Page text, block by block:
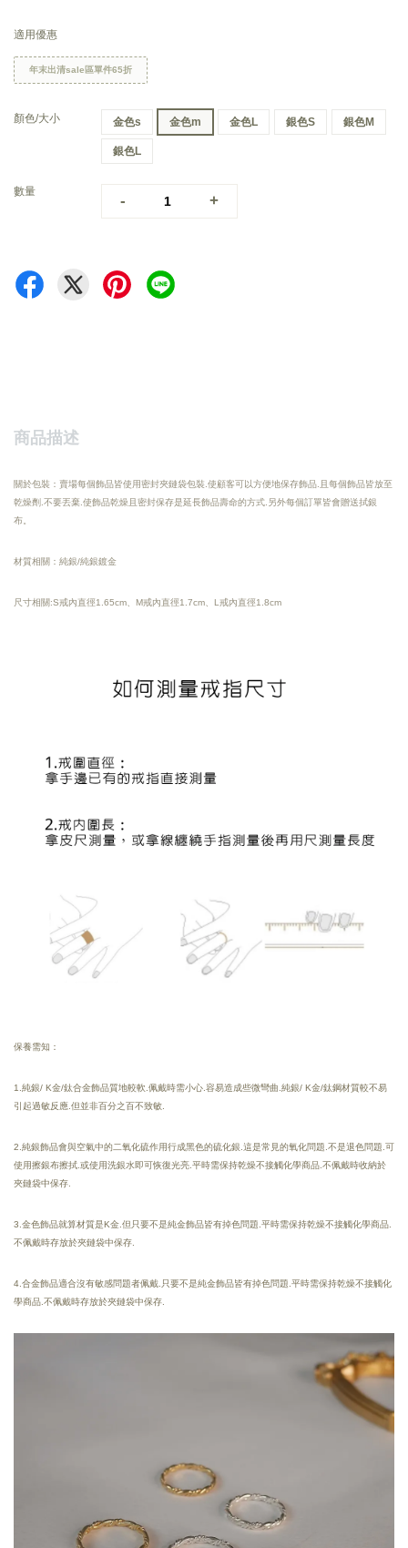
適用優惠
年末出清sale區單件65折
顏色/大小 金色s 金色m 金色L 銀色S 銀色M
銀色L
數量
- +
商品描述
關於包裝：賣場每個飾品皆使用密封夾鏈袋包裝.使顧客可以方便地保存飾品.且每個飾品皆放至
乾燥劑.不要丟棄.使飾品乾燥且密封保存是延長飾品壽命的方式.另外每個訂單皆會贈送拭銀
布。
材質相關：純銀/純銀鍍金
尺寸相關:S戒內直徑1.65cm、M戒內直徑1.7cm、L戒內直徑1.8cm
保養需知：
1.純銀/ K金/鈦合金飾品質地較軟.佩戴時需小心.容易造成些微彎曲.純銀/ K金/鈦鋼材質較不易
引起過敏反應.但並非百分之百不致敏.
2.純銀飾品會與空氣中的二氧化硫作用行成黑色的硫化銀.這是常見的氧化問題.不是退色問題.可
使用擦銀布擦拭.或使用洗銀水即可恢復光亮. 平時需保持乾燥不接觸化學商品. 不佩戴時收納於
夾鏈袋中保存.
3.金色飾品就算材質是K金.但只要不是純金飾品皆有掉色問題.平時需保持乾燥不接觸化學商品.
不佩戴時存放於夾鏈袋中保存.
4.合金飾品適合沒有敏感問題者佩戴.只要不是純金飾品皆有掉色問題.平時需保持乾燥不接觸化
學商品.不佩戴時存放於夾鏈袋中保存.